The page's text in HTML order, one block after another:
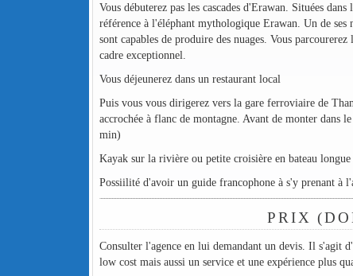
Vous débuterez pas les cascades d'Erawan. Situées
référence à l'éléphant mythologique Erawan. Un de
sont capables de produire des nuages. Vous
cadre exceptionnel.
Vous déjeunerez dans un restaurant local
Puis vous vous dirigerez vers la gare ferroviaire de
accrochée à flanc de montagne. Avant de monter
min)
Kayak sur la rivière ou petite croisière en bateau
Possiilité d'avoir un guide francophone à s'y prenant à
PRIX
Consulter l'agence en lui demandant un devis. Il s'agit
low cost mais aussi un service et une expérience plus